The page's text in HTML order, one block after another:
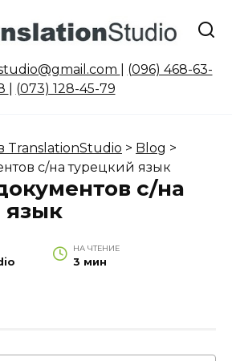
(096) 468-63-
(073) 128-45-79
TranslationStudio > Blog >
с/на турецкий язык
с/на
язык
НА ЧТЕНИЕ
3 мин